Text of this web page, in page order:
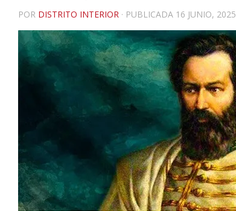
POR DISTRITO INTERIOR · PUBLICADA 16 JUNIO, 2025